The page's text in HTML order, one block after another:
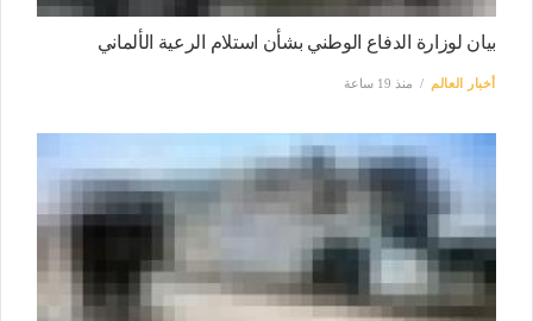
بيان لوزارة الدفاع الوطني بشأن استلام الرعية الألماني
أخبار العالم منذ 19 ساعة